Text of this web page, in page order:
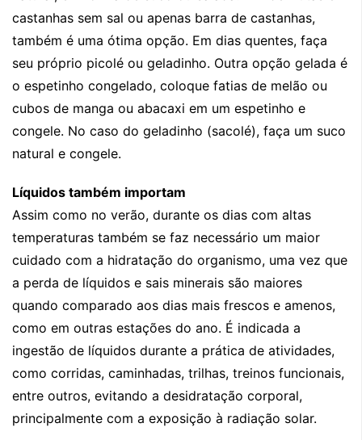
castanhas sem sal ou apenas barra de castanhas,
também é uma ótima opção. Em dias quentes, faça
seu próprio picolé ou geladinho. Outra opção gelada é
o espetinho congelado, coloque fatias de melão ou
cubos de manga ou abacaxi em um espetinho e
congele. No caso do geladinho (sacolé), faça um suco
natural e congele.
Líquidos também importam
Assim como no verão, durante os dias com altas
temperaturas também se faz necessário um maior
cuidado com a hidratação do organismo, uma vez que
a perda de líquidos e sais minerais são maiores
quando comparado aos dias mais frescos e amenos,
como em outras estações do ano. É indicada a
ingestão de líquidos durante a prática de atividades,
como corridas, caminhadas, trilhas, treinos funcionais,
entre outros, evitando a desidratação corporal,
principalmente com a exposição à radiação solar.